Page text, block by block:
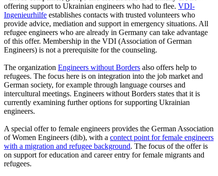
offering support to Ukrainian engineers who had to flee. VDI-
Ingenieurhilfe establishes contacts with trusted volunteers who
provide advice, mediation and support in emergency situations. All
refugee engineers who are already in Germany can take advantage
of this offer. Membership in the VDI (Association of German
Engineers) is not a prerequisite for the counseling.
The organization Engineers without Borders also offers help to
refugees. The focus here is on integration into the job market and
German society, for example through language courses and
intercultural meetings. Engineers without Borders states that it is
currently examining further options for supporting Ukrainian
engineers.
A special offer to female engineers provides the German Association
of Women Engineers (dib), with a contect point for female engineers
with a migration and refugee background. The focus of the offer is
on support for education and career entry for female migrants and
refugees.